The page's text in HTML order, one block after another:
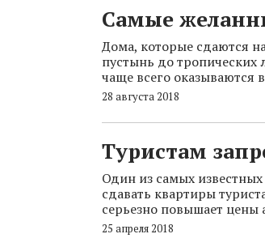
Самые
Дома, которые сдаются
пустынь до тропических
чаще всего оказываются
28 августа 2018
Туристам
Один из самых
сдавать квартиры
серьезно повышает
25 апреля 2018